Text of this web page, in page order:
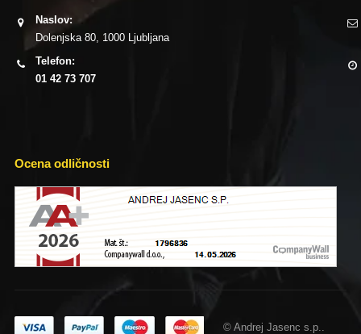
Naslov:
Dolenjska 80, 1000 Ljubljana
Telefon:
01 42 73 707
Ocena odličnosti
© Andrej Jasenc s.p..